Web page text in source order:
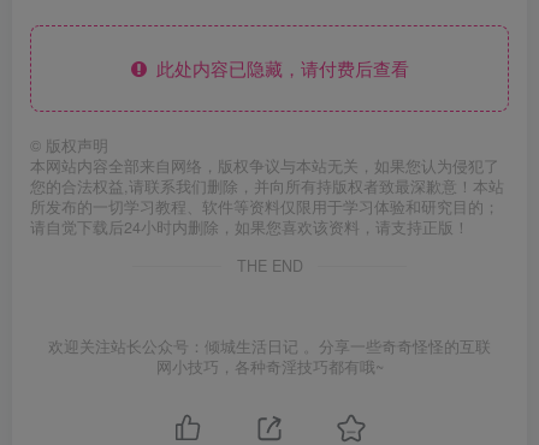
此处内容已隐藏，请付费后查看
© 版权声明
本网站内容全部来自网络，版权争议与本站无关，如果您认为侵犯了
您的合法权益,请联系我们删除，并向所有持版权者致最深歉意！本站
所发布的一切学习教程、软件等资料仅限用于学习体验和研究目的；
请自觉下载后24小时内删除，如果您喜欢该资料，请支持正版！
THE END
欢迎关注站长公众号：倾城生活日记 。分享一些奇奇怪怪的互联
网小技巧，各种奇淫技巧都有哦~